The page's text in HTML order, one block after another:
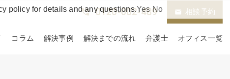
phone_in_talk 0120-002-489 email 相談予約
コラム 解決事例 解決までの流れ 弁護士 オフィス一覧
policy for details and any questions.Yes No